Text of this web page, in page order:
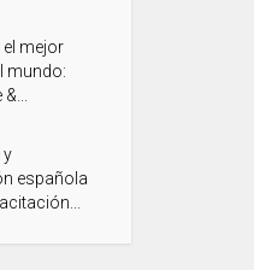
el mejor
mundo:
y
española